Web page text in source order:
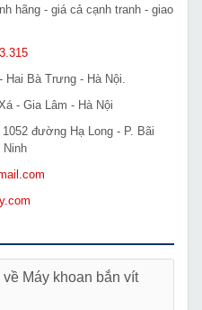
hãng - giá cả cạnh tranh - giao
Bà Trưng - Hà Nội.
- Gia Lâm - Hà Nội
đường Hạ Long - P. Bãi
Ninh
Máy khoan bắn vít